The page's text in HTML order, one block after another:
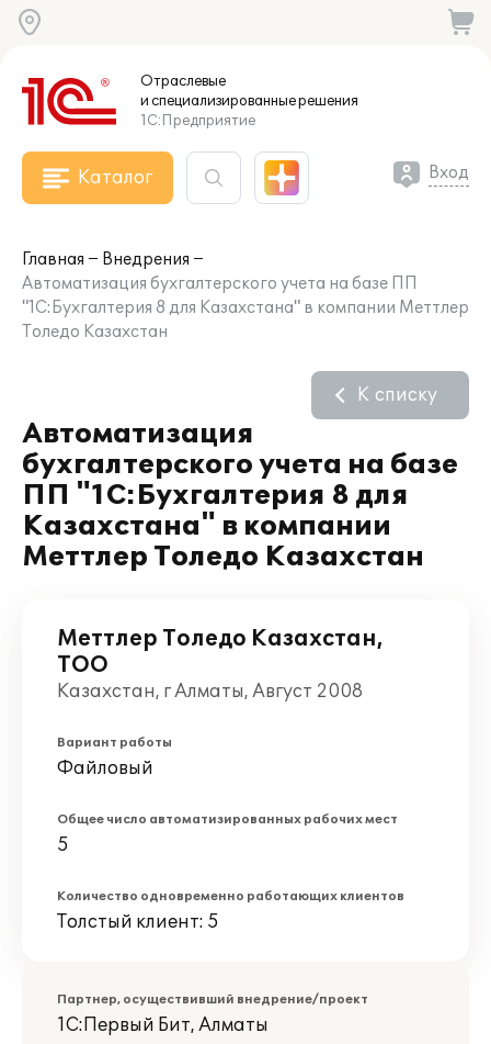
Отраслевые
и специализированныерешения
1С:Предприятие
Каталог Вход
Главная
Внедрения
Автоматизация бухгалтерского учета на базе ПП
"1С:Бухгалтерия 8 для Казахстана" в компании Меттлер
Толедо Казахстан
Автоматизация
бухгалтерского учета на базе
ПП "1С:Бухгалтерия 8 для
Казахстана" в компании
Меттлер Толедо Казахстан
К списку
Меттлер Толедо Казахстан,
ТОО
Казахстан, г Алматы, Август 2008
Вариант работы
Файловый
Общее число автоматизированных рабочих мест
5
Количество одновременно работающих клиентов
Толстый клиент: 5
Партнер, осуществивший внедрение/проект
1С:Первый Бит, Алматы